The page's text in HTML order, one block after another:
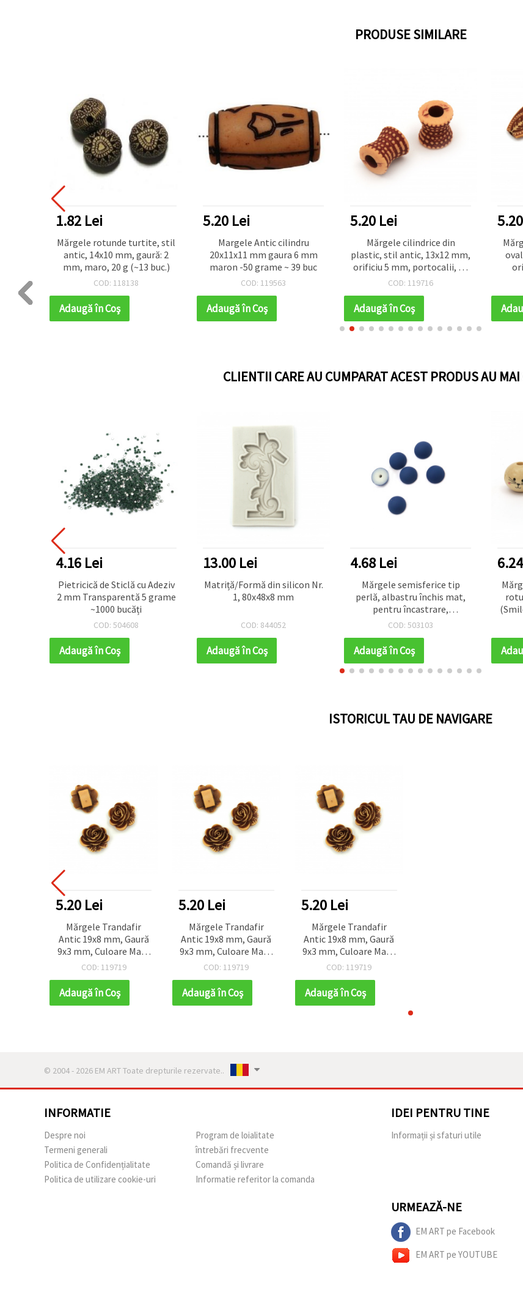
PRODUSE SIMILARE
1.82 Lei
Mărgele rotunde turtite, stil
antic, 14x10 mm, gaură: 2
mm, maro, 20 g (~13 buc.)
COD: 118138
Adaugă în Coş
5.20 Lei
Margele Antic cilindru
20x11x11 mm gaura 6 mm
maron -50 grame ~ 39 buc
COD: 119563
Adaugă în Coş
5.20 Lei
Mărgele cilindrice din
plastic, stil antic, 13x12 mm,
orificiu 5 mm, portocalii, 50
g (~64 buc.)
COD: 119716
Adaugă în Coş
CLIENTII CARE AU CUMPARAT ACEST PRODUS AU
4.16 Lei
Pietricică de Sticlă cu Adeziv
2 mm Transparentă 5 grame
~1000 bucăți
COD: 504608
Adaugă în Coş
13.00 Lei
Matriță/Formă din silicon Nr.
1, 80x48x8 mm
COD: 844052
Adaugă în Coş
4.68 Lei
Mărgele semisferice tip
perlă, albastru închis mat,
pentru încastrare,
decorațiuni și craft, 8x4 mm,
COD: 503103
Adaugă în Coş
ISTORICUL TAU DE NAVIGARE
5.20 Lei
Mărgele Trandafir
Antic 19x8 mm, Gaură
9x3 mm, Culoare Maro
- 50 g (~70 buc.)
COD: 119719
Adaugă în Coş
5.20 Lei
Mărgele Trandafir
Antic 19x8 mm, Gaură
9x3 mm, Culoare Maro
- 50 g (~70 buc.)
COD: 119719
Adaugă în Coş
5.20 Lei
Mărgele Trandafir
Antic 19x8 mm, Gaură
9x3 mm, Culoare Maro
- 50 g (~70 buc.)
COD: 119719
Adaugă în Coş
© 2004 - 2026 EM ART Toate drepturile rezervate..
INFORMATIE
Despre noi
Termeni generali
Politica de Confidențialitate
Politica de utilizare cookie-uri
Program de loialitate
întrebări frecvente
Comandă și livrare
Informatie referitor la comanda
IDEI PENTRU TINE
Informații și sfaturi utile
URMEAZĂ-NE
EM ART pe Facebook
EM ART pe YOUTUBE